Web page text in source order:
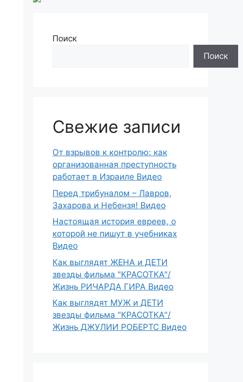
Поиск
Поиск
Свежие записи
От взрывов к контролю: как
организованная преступность
работает в Израиле Видео
Перед трибуналом – Лавров,
Захарова и Небензя! Видео
Настоящая история евреев, о
которой не пишут в учебниках
Видео
Как выглядят ЖЕНА и ДЕТИ
звезды фильма "КРАСОТКА"/
Жизнь РИЧАРДА ГИРА Видео
Как выглядят МУЖ и ДЕТИ
звезды фильма "КРАСОТКА"/
Жизнь ДЖУЛИИ РОБЕРТС Видео